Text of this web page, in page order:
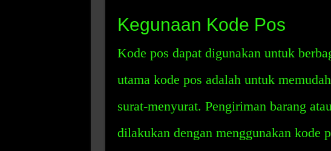
Kegunaan Kode Pos
Kode pos dapat digunakan untuk
utama kode pos adalah untuk
surat-menyurat. Pengiriman barang
dilakukan dengan menggunakan kode